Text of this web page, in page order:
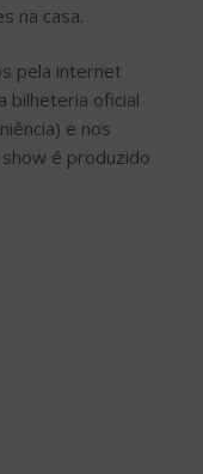
na casa.
pela internet
bilheteria oficial
e nos
é produzido